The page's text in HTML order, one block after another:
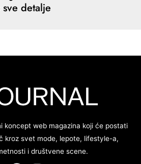
detalje
koncept web magazina koji će postati
kroz svet mode, lepote, lifestyle-a,
i društvene scene.